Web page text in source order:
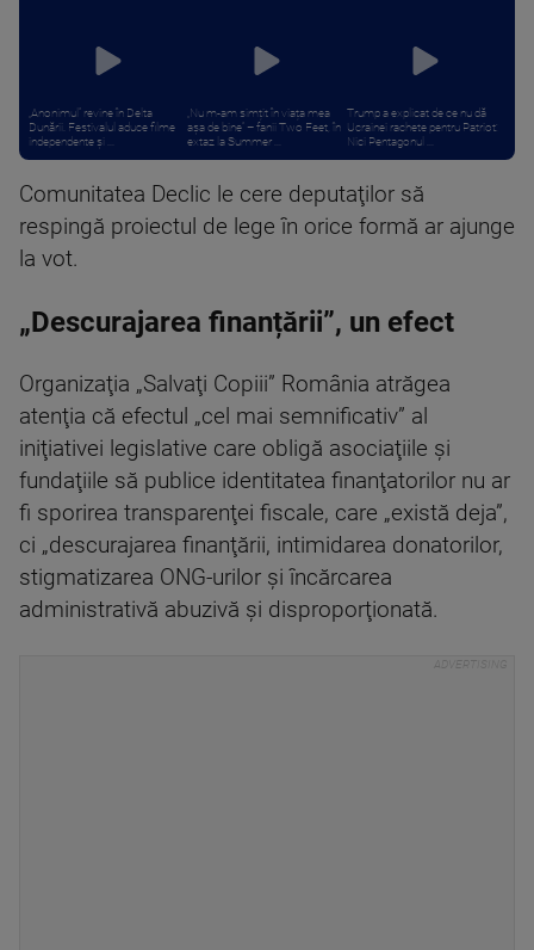
„Anonimul” revine în Delta
Dunării. Festivalul aduce filme
independente și ...
„Nu m-am simțit în viața mea
așa de bine” – fanii Two Feet, în
extaz la Summer ...
Trump a explicat de ce nu dă
Ucrainei rachete pentru Patriot:
Nici Pentagonul ...
Comunitatea Declic le cere deputaţilor să
respingă proiectul de lege în orice formă ar ajunge
la vot.
„Descurajarea finanțării”, un efect
Organizaţia „Salvaţi Copiii” România atrăgea
atenţia că efectul „cel mai semnificativ” al
iniţiativei legislative care obligă asociaţiile şi
fundaţiile să publice identitatea finanţatorilor nu ar
fi sporirea transparenţei fiscale, care „există deja”,
ci „descurajarea finanţării, intimidarea donatorilor,
stigmatizarea ONG-urilor şi încărcarea
administrativă abuzivă şi disproporţionată.